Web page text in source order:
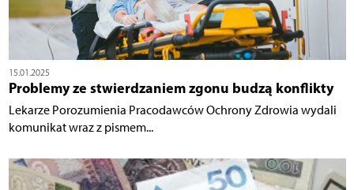
15.01.2025
Problemy ze stwierdzaniem zgonu budzą konflikty
Lekarze Porozumienia Pracodawców Ochrony Zdrowia wydali
komunikat wraz z pismem...